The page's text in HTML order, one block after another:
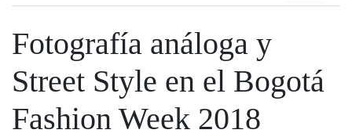
Fotografía análoga y
Street Style en el Bogotá
Fashion Week 2018